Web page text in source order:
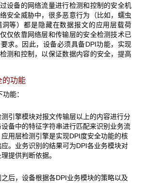
设备的网络流量进行检测和控制的安全机
安全威胁中，很多恶意行为（比如，蠕虫
等）都是隐藏在数据报文的应用层载荷
仅依靠网络层和传输层的安全检测技术已
求。因此，设备必须具备DPI功能，实现
测和控制，以保证数据内容的安全，提高
的功能
能：
测引擎模块对报文传输层以上的内容进行分
备中的特征字符串进行匹配来识别业务流
应用层检测引擎是实现DPI度安全功能的核
。业务识别的结果可为DPI各业务模块对
提供判断依据。
后，设备根据各DPI业务模块的策略以及